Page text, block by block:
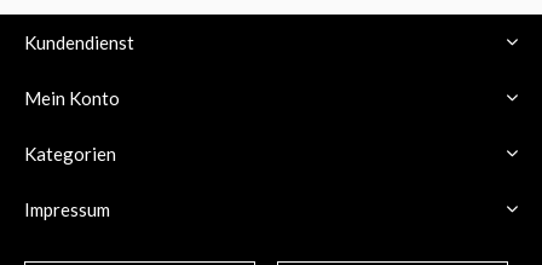
Kundendienst
Mein Konto
Kategorien
Impressum